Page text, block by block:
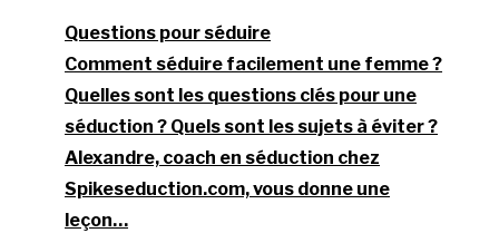
Questions pour séduire
Comment séduire facilement une femme ?
Quelles sont les questions clés pour une
séduction ? Quels sont les sujets à éviter ?
Alexandre, coach en séduction chez
Spikeseduction.com, vous donne une
leçon…